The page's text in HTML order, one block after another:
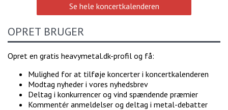
Se hele koncertkalenderen
OPRET BRUGER
Opret en gratis heavymetal.dk-profil og få:
Mulighed for at tilføje koncerter i koncertkalenderen
Modtag nyheder i vores nyhedsbrev
Deltag i konkurrencer og vind spændende præmier
Kommentér anmeldelser og deltag i metal-debatter